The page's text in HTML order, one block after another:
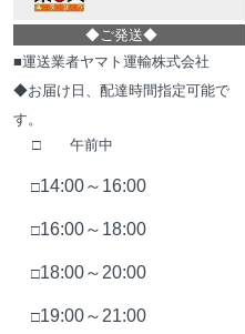
◆ご発送◆
■運送業者ヤマト運輸株式会社
◆お届け日、配達時間指定可能で
す。
□ 午前中
□14:00～16:00
□16:00～18:00
□18:00～20:00
□19:00～21:00